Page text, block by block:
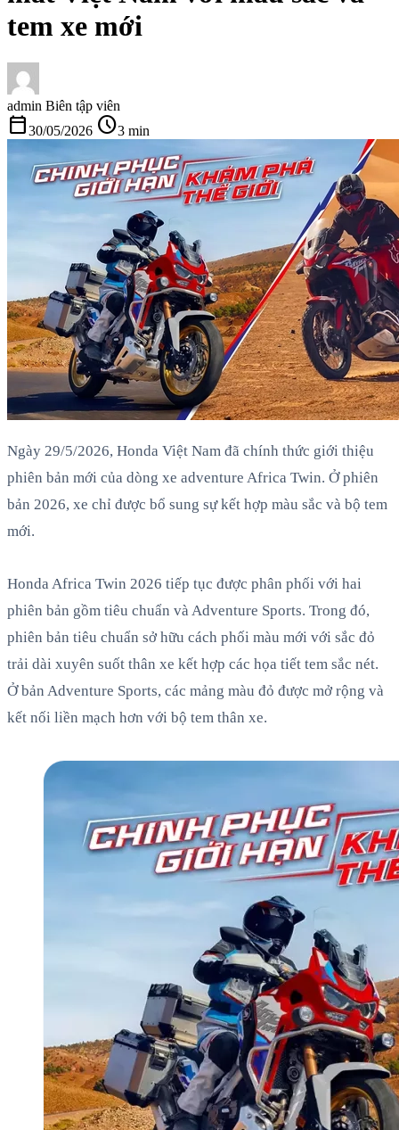
tem xe mới
admin Biên tập viên
calendar_today30/05/2026 schedule3 min
Ngày 29/5/2026, Honda Việt Nam đã chính thức giới thiệu
phiên bản mới của dòng xe adventure Africa Twin. Ở phiên
bản 2026, xe chỉ được bổ sung sự kết hợp màu sắc và bộ tem
mới.
Honda Africa Twin 2026 tiếp tục được phân phối với hai
phiên bản gồm tiêu chuẩn và Adventure Sports. Trong đó,
phiên bản tiêu chuẩn sở hữu cách phối màu mới với sắc đỏ
trải dài xuyên suốt thân xe kết hợp các họa tiết tem sắc nét.
Ở bản Adventure Sports, các mảng màu đỏ được mở rộng và
kết nối liền mạch hơn với bộ tem thân xe.